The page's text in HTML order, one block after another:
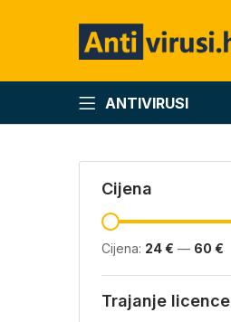
ANTIVIRUSI
Cijena
Cijena: 24 € — 60 €
Trajanje licence